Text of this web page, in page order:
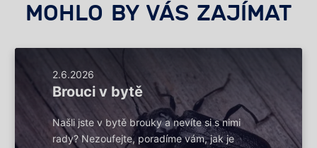
MOHLO BY VÁS ZAJÍMAT
2.6.2026
Brouci v bytě
Našli jste v bytě brouky a nevíte si s nimi
rady? Nezoufejte, poradíme vám, jak je